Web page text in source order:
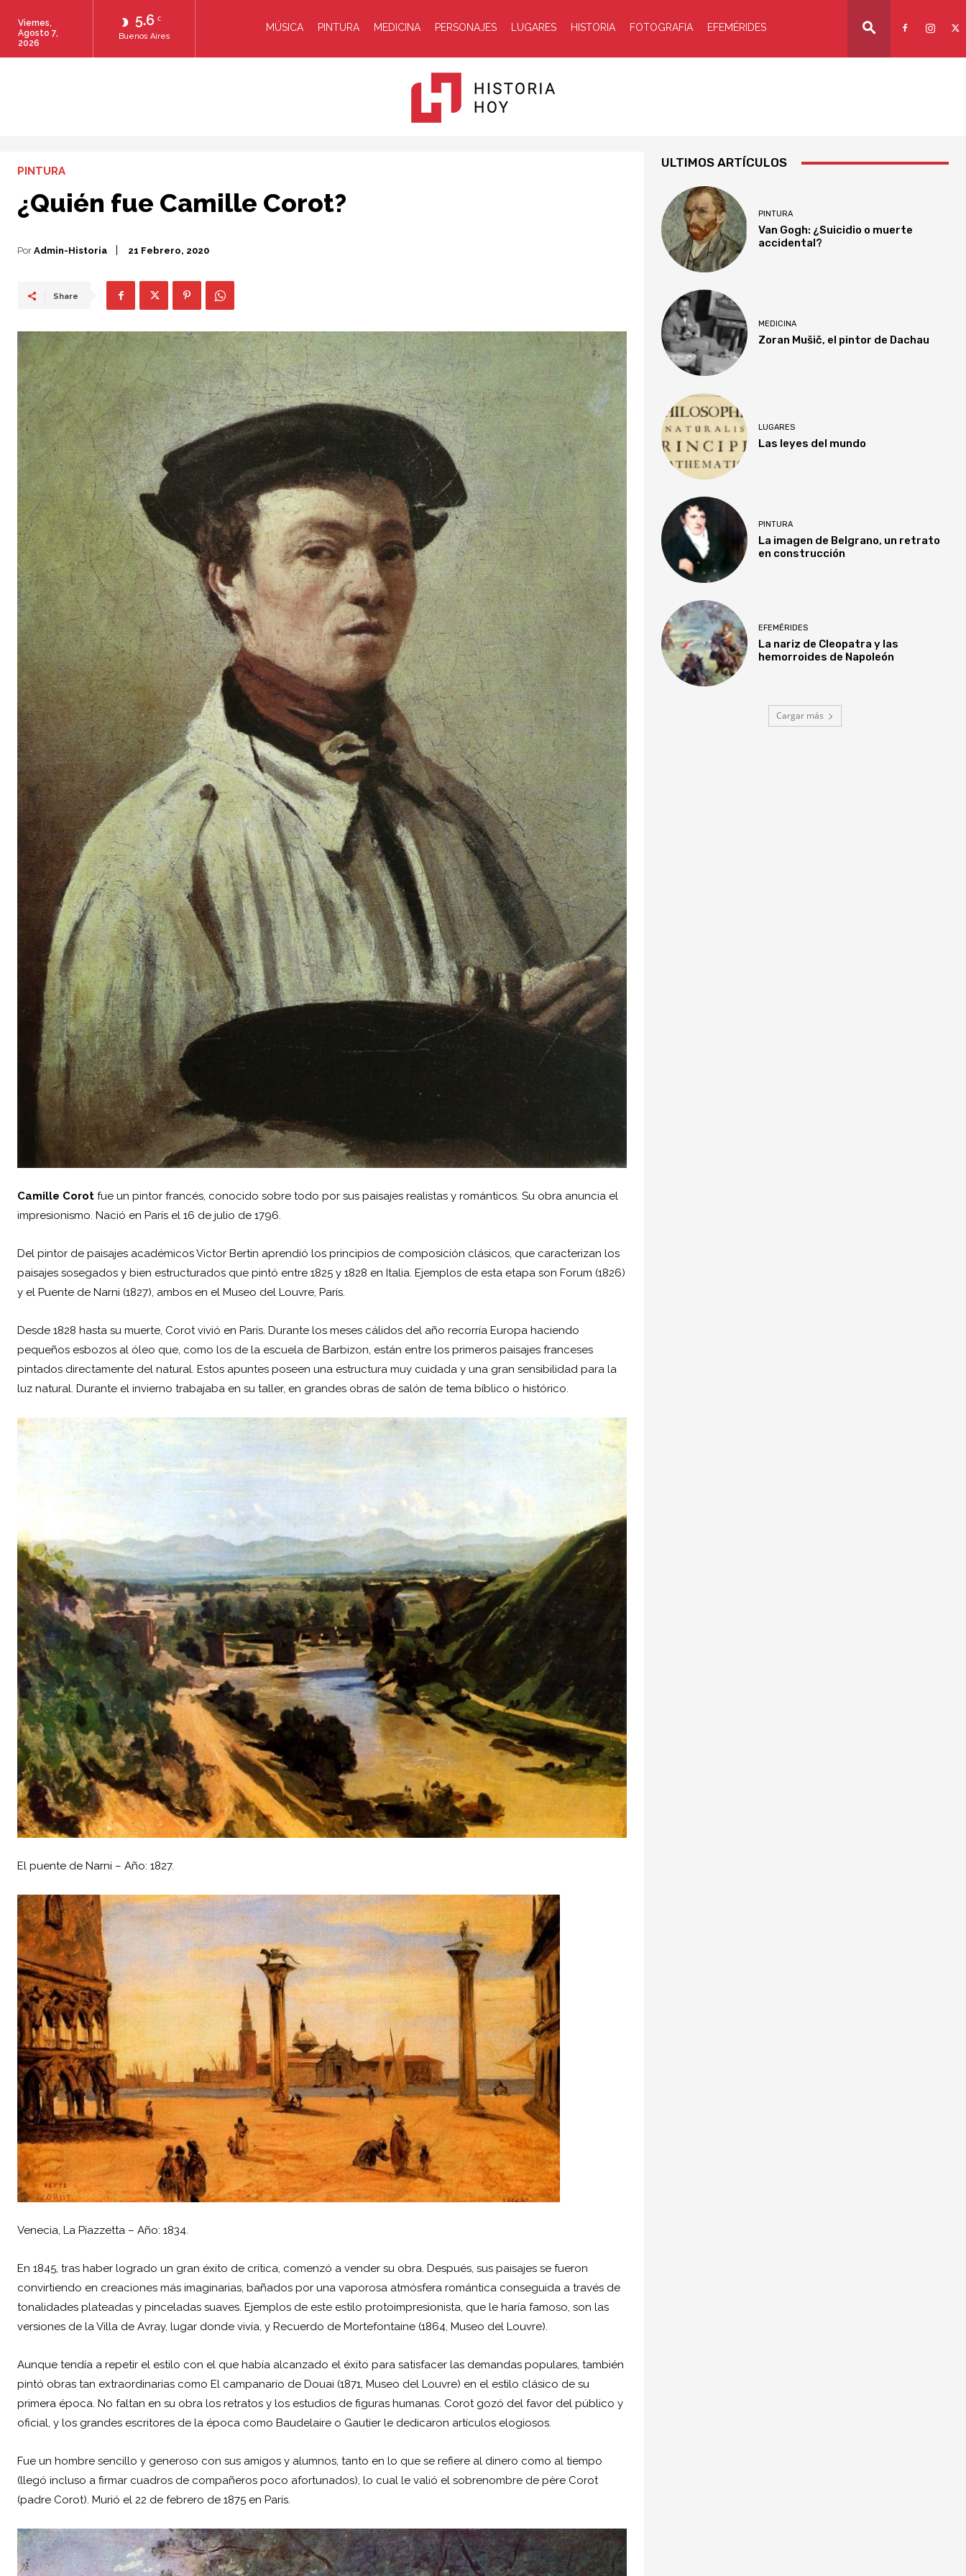
5.6 C
Buenos Aires
Viernes,
Agosto 7,
2026
MÚSICA PINTURA MEDICINA PERSONAJES LUGARES HISTORIA FOTOGRAFIA EFEMÉRIDES
PINTURA
¿Quién fue Camille Corot?
Por Admin-Historia 21 Febrero, 2020
Share
Camille Corot fue un pintor francés, conocido sobre todo por sus paisajes realistas y románticos. Su obra anuncia el
impresionismo. Nació en París el 16 de julio de 1796.
Del pintor de paisajes académicos Victor Bertin aprendió los principios de composición clásicos, que caracterizan los
paisajes sosegados y bien estructurados que pintó entre 1825 y 1828 en Italia. Ejemplos de esta etapa son Forum (1826)
y el Puente de Narni (1827), ambos en el Museo del Louvre, París.
Desde 1828 hasta su muerte, Corot vivió en París. Durante los meses cálidos del año recorría Europa haciendo
pequeños esbozos al óleo que, como los de la escuela de Barbizon, están entre los primeros paisajes franceses
pintados directamente del natural. Estos apuntes poseen una estructura muy cuidada y una gran sensibilidad para la
luz natural. Durante el invierno trabajaba en su taller, en grandes obras de salón de tema bíblico o histórico.
El puente de Narni – Año: 1827.
Venecia, La Piazzetta – Año: 1834.
En 1845, tras haber logrado un gran éxito de crítica, comenzó a vender su obra. Después, sus paisajes se fueron
convirtiendo en creaciones más imaginarias, bañados por una vaporosa atmósfera romántica conseguida a través de
tonalidades plateadas y pinceladas suaves. Ejemplos de este estilo protoimpresionista, que le haría famoso, son las
versiones de la Villa de Avray, lugar donde vivía, y Recuerdo de Mortefontaine (1864, Museo del Louvre).
Aunque tendía a repetir el estilo con el que había alcanzado el éxito para satisfacer las demandas populares, también
pintó obras tan extraordinarias como El campanario de Douai (1871, Museo del Louvre) en el estilo clásico de su
primera época. No faltan en su obra los retratos y los estudios de figuras humanas. Corot gozó del favor del público y
oficial, y los grandes escritores de la época como Baudelaire o Gautier le dedicaron artículos elogiosos.
Fue un hombre sencillo y generoso con sus amigos y alumnos, tanto en lo que se refiere al dinero como al tiempo
(llegó incluso a firmar cuadros de compañeros poco afortunados), lo cual le valió el sobrenombre de père Corot
(padre Corot). Murió el 22 de febrero de 1875 en París.
ULTIMOS ARTÍCULOS
PINTURA
Van Gogh: ¿Suicidio o muerte
accidental?
MEDICINA
Zoran Mušič, el pintor de Dachau
LUGARES
Las leyes del mundo
PINTURA
La imagen de Belgrano, un retrato
en construcción
EFEMÉRIDES
La nariz de Cleopatra y las
hemorroides de Napoleón
Cargar más